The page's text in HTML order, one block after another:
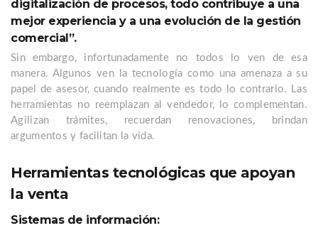
digitalización de procesos, todo contribuye a una
mejor experiencia y a una evolución de la gestión
comercial”.
Sin embargo, infortunadamente no todos lo ven de esa
manera. Algunos ven la tecnología como una amenaza a su
papel de asesor, cuando realmente es todo lo contrario. Las
herramientas no reemplazan al vendedor, lo complementan.
Agilizan trámites, recuerdan renovaciones, brindan
argumentos y facilitan la vida.
Herramientas tecnológicas que apoyan
la venta
Sistemas de información: